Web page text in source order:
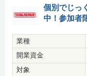
個別でじっ
中！参加者
業種
開業資金
対象